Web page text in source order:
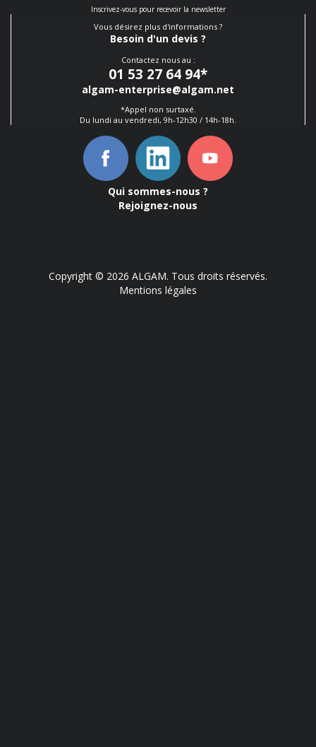
Inscrivez-vous pour recevoir la newsletter
Vous désirez plus d'informations ?
Besoin d'un devis ?
Contactez nous au :
01 53 27 64 94*
algam-enterprise@algam.net
*Appel non surtaxé.
Du lundi au vendredi, 9h-12h30 / 14h-18h.
Qui sommes-nous ?
Rejoignez-nous
Copyright © 2026 ALGAM. Tous droits réservés.
Mentions légales